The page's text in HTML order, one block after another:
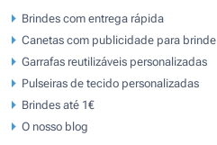
Brindes com entrega rápida
Canetas com publicidade para brinde
Garrafas reutilizáveis personalizadas
Pulseiras de tecido personalizadas
Brindes até 1€
O nosso blog